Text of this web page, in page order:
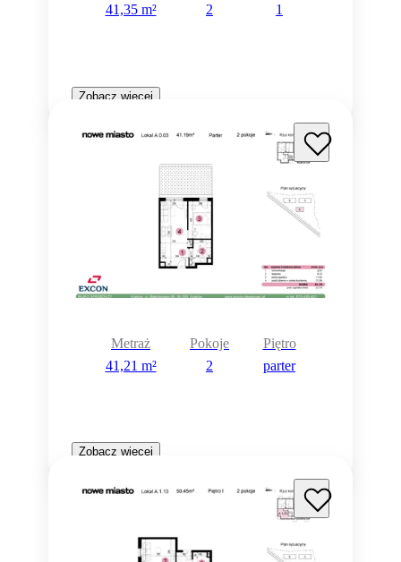
41,35 m²
2
1
Zobacz więcej
Metraż
41,21 m²
Pokoje
2
Piętro
parter
Zobacz więcej